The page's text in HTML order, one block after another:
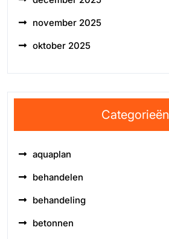
november 2025
oktober 2025
Categorieën
aquaplan
behandelen
behandeling
betonnen